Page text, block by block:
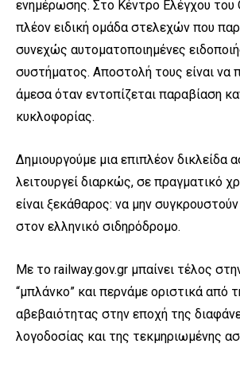
ενημέρωσης. Στο Κέντρο Ελέγχου του
πλέον ειδική ομάδα στελεχών που
συνεχώς αυτοματοποιημένες
συστήματος. Αποστολή τους είναι να
άμεσα όταν εντοπίζεται παραβίαση
κυκλοφορίας.
Δημιουργούμε μια επιπλέον δικλείδα
λειτουργεί διαρκώς, σε πραγματικό
είναι ξεκάθαρος: να μην
στον ελληνικό σιδηρόδρομο.
Με το railway.gov.gr μπαίνει τέλος
“μπλάνκο” και περνάμε οριστικά από
αβεβαιότητας στην εποχή της
λογοδοσίας και της τεκμηριωμένης